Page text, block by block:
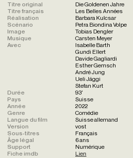
Titre original
Die Goldenen Jahre
Titre français
Les Belles Années
Réalisation
Barbara Kulcsar
Scénario
Petra Biondina Volpe
Image
Tobias Dengler
Musique
Carsten Meyer
Avec
Isabelle Barth
Gundi Ellert
Davide Gagliardi
Esther Gemsch
André Jung
Ueli Jäggi
Stefan Kurt
Durée
93'
Pays
Suisse
Année
2022
Genre
Comédie
Langue du film
Suisse allemand
Version
vost
Sous-titres
Français
Âge légal
6 ans
Support
Numérique
Fiche imdb
Lien